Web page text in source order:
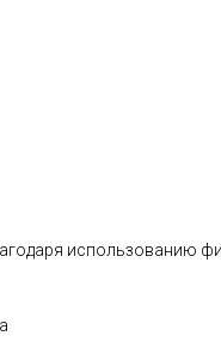
использованию